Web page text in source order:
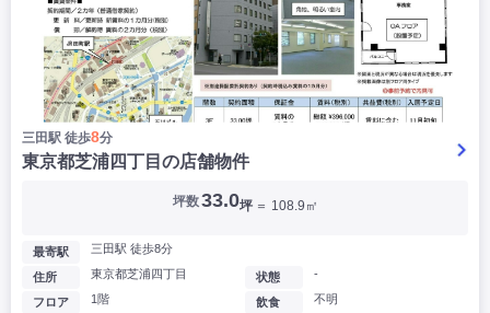
三田駅 徒歩8分
東京都芝浦四丁目の店舗物件
坪数33.0坪 ＝ 108.9㎡
最寄駅 三田駅 徒歩8分
住所 東京都芝浦四丁目
フロア 1階
状態 -
飲食 不明